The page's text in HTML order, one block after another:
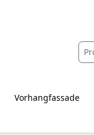
Vorhangfassade